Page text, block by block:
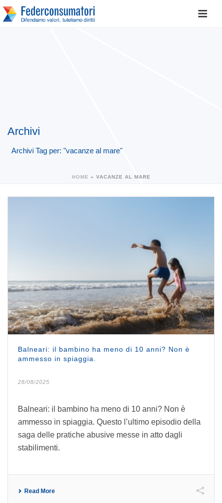
Archivi
Archivi Tag per: "vacanze al mare"
HOME » VACANZE AL MARE
Balneari: il bambino ha meno di 10 anni? Non è
ammesso in spiaggia.
28/08/2025
Balneari: il bambino ha meno di 10 anni? Non è
ammesso in spiaggia. Questo l’ultimo episodio della
saga delle pratiche abusive messe in atto dagli
stabilimenti.
Read More